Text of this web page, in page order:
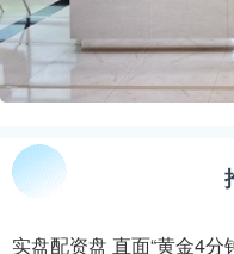
实盘配资盘 直面“黄金4分